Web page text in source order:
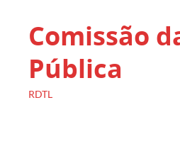
Comissão
Pública
RDTL